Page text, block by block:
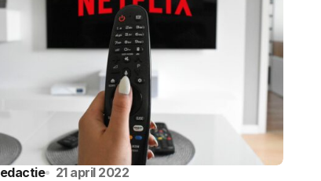
21 april 2022